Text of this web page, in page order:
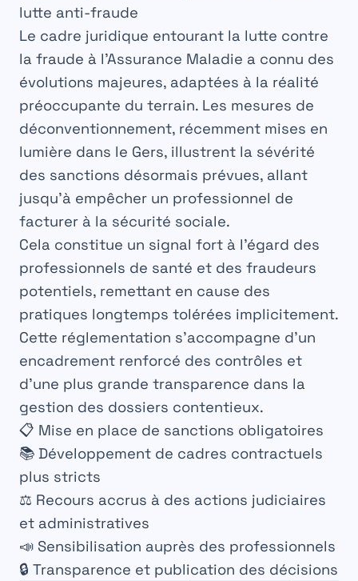
lutte anti-fraude
Le cadre juridique entourant la lutte contre
la fraude à l’Assurance Maladie a connu des
évolutions majeures, adaptées à la réalité
préoccupante du terrain. Les mesures de
déconventionnement, récemment mises en
lumière dans le Gers, illustrent la sévérité
des sanctions désormais prévues, allant
jusqu’à empêcher un professionnel de
facturer à la sécurité sociale.
Cela constitue un signal fort à l’égard des
professionnels de santé et des fraudeurs
potentiels, remettant en cause des
pratiques longtemps tolérées implicitement.
Cette réglementation s’accompagne d’un
encadrement renforcé des contrôles et
d’une plus grande transparence dans la
gestion des dossiers contentieux.
📋 Mise en place de sanctions obligatoires
📚 Développement de cadres contractuels
plus stricts
⚖️ Recours accrus à des actions judiciaires
et administratives
📣 Sensibilisation auprès des professionnels
🔒 Transparence et publication des décisions